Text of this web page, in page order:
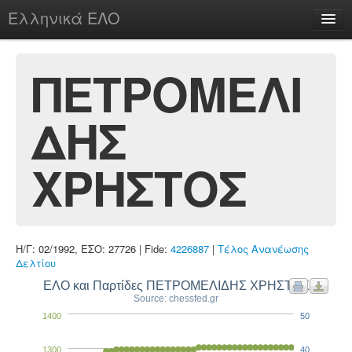
Ελληνικά ΕΛΟ
chesstu.be @ discord
Login
ΠΕΤΡΟΜΕΛΙ
ΔΗΣ
ΧΡΗΣΤΟΣ
Η/Γ: 02/1992, ΕΣΟ: 27726 | Fide: 4226887 | Τέλος Ανανέωσης
Δελτίου
ΕΛΟ και Παρτίδες ΠΕΤΡΟΜΕΛΙΔΗΣ ΧΡΗΣΤΟΣ
Source: chessfed.gr
1300
1400
40
50